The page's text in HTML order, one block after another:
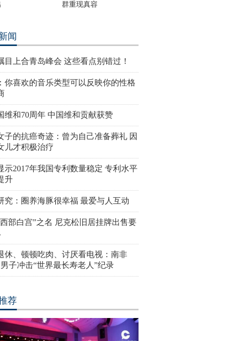
群重现真容
闻
目上合青岛峰会 这些看点别错过！
你喜欢的音乐类型可以反映你的性格
维和70周年 中国维和贡献获赞
子的抗癌奇迹：曾为自己准备葬礼 因
儿才积极治疗
示2017年我国专利数量稳定 专利水平
升
究：圈养海豚很幸福 最爱与人互动
部白宫”之名 尼克松旧居挂牌出售要
休、顿顿吃肉、讨厌看电视：南非
子冲击“世界最长寿老人”纪录
荐